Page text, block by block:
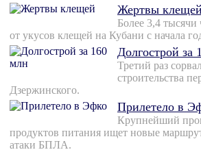
Жертвы клещей
Более 3,4 тысячи
от укусов клещей на Кубани с начала
Долгострой за
Третий раз
строительства
Дзержинского.
Прилетело в
Крупнейший
продуктов питания ищет новые
атаки БПЛА.